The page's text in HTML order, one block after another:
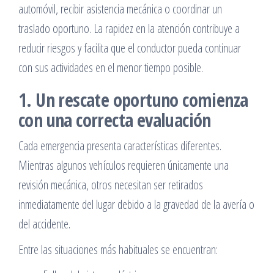
automóvil, recibir asistencia mecánica o coordinar un
traslado oportuno. La rapidez en la atención contribuye a
reducir riesgos y facilita que el conductor pueda continuar
con sus actividades en el menor tiempo posible.
1. Un rescate oportuno comienza
con una correcta evaluación
Cada emergencia presenta características diferentes.
Mientras algunos vehículos requieren únicamente una
revisión mecánica, otros necesitan ser retirados
inmediatamente del lugar debido a la gravedad de la avería o
del accidente.
Entre las situaciones más habituales se encuentran: